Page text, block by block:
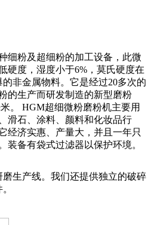
细粉及超细粉的加工设备，此微
硬度，湿度小于6%，莫氏硬度在
非金属物料。它是经过20多次的
的生产而研发制造的新型磨粉
。 HGM超细微粉磨粉机主要用
滑石、涂料、颜料和化妆品行
经济实惠、产量大，并且一年只
装备有袋式过滤器以保护环境。
生产线。我们还提供独立的破碎